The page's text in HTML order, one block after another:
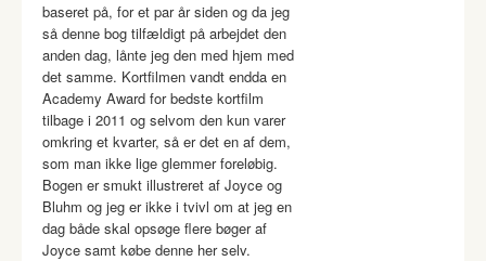
baseret på, for et par år siden og da jeg
så denne bog tilfældigt på arbejdet den
anden dag, lånte jeg den med hjem med
det samme. Kortfilmen vandt endda en
Academy Award for bedste kortfilm
tilbage i 2011 og selvom den kun varer
omkring et kvarter, så er det en af dem,
som man ikke lige glemmer foreløbig.
Bogen er smukt illustreret af Joyce og
Bluhm og jeg er ikke i tvivl om at jeg en
dag både skal opsøge flere bøger af
Joyce samt købe denne her selv.